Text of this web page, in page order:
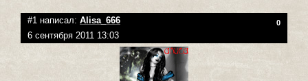
#1 написал: Alisa_666 0
6 сентября 2011 13:03